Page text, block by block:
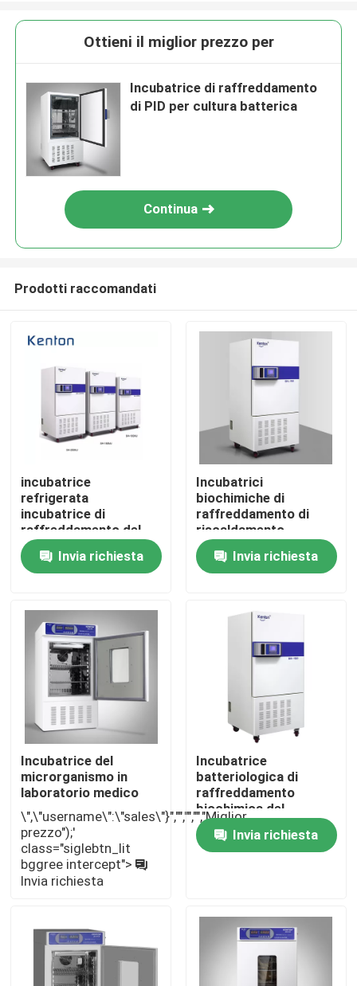
Casa
Prodotti
Chi siamo
Fatory Tour
Controllo di qualità
Contattaci
notizie
Tutti i casi
Forno più asciutto del laboratorio
Forno di essiccazione industriale
Ottieni il miglior prezzo per
Incubatrice di raffreddamento
di PID per cultura batterica
Continua
Prodotti raccomandati
incubatrice
refrigerata
incubatrice di
raffreddamento del
laboratorio di
controllo di
programma di 110V
Invia richiesta
Incubatrici
biochimiche di
raffreddamento di
riscaldamento
Invia richiesta
Incubatrice del
microrganismo in
laboratorio medico
\",\"username\":\"sales\"}","","","","Miglior
prezzo");'
class="siglebtn_lit
bggree intercept">
Invia richiesta
Incubatrice
batteriologica di
raffreddamento
biochimica del
laboratorio interno dei
batteri
dell'incubatrice
Invia richiesta